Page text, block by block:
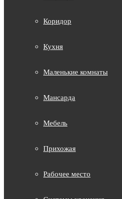
Коридор
Кухня
Маленькие комнаты
Мансарда
Мебель
Прихожая
Рабочее место